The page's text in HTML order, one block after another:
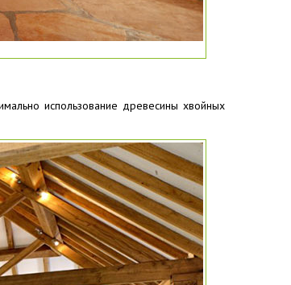
использование древесины хвойных